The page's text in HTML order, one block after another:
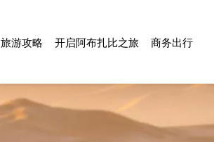
旅游攻略 开启阿布扎比之旅 商务出行